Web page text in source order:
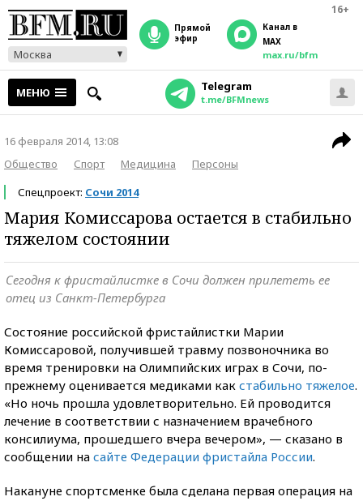
16+
Москва
прямой
эфир
Канал в
MAX
max.ru/bfm
МЕНЮ Telegram
t.me/BFMnews
16 февраля 2014, 13:08
Общество
Спорт Медицина
Персоны
Спецпроект: Сочи 2014
Мария Комиссарова остается в стабильно
тяжелом состоянии
Сегодня к фристайлистке в Сочи должен прилететь ее
отец из Санкт-Петербурга
Состояние российской фристайлистки Марии
Комиссаровой, получившей травму позвоночника во
время тренировки на Олимпийских играх в Сочи, по-
прежнему оценивается медиками как стабильно тяжелое.
«Но ночь прошла удовлетворительно. Ей проводится
лечение в соответствии с назначением врачебного
консилиума, прошедшего вчера вечером», — сказано в
сообщении на сайте Федерации фристайла России.
Накануне спортсменке была сделана первая операция на